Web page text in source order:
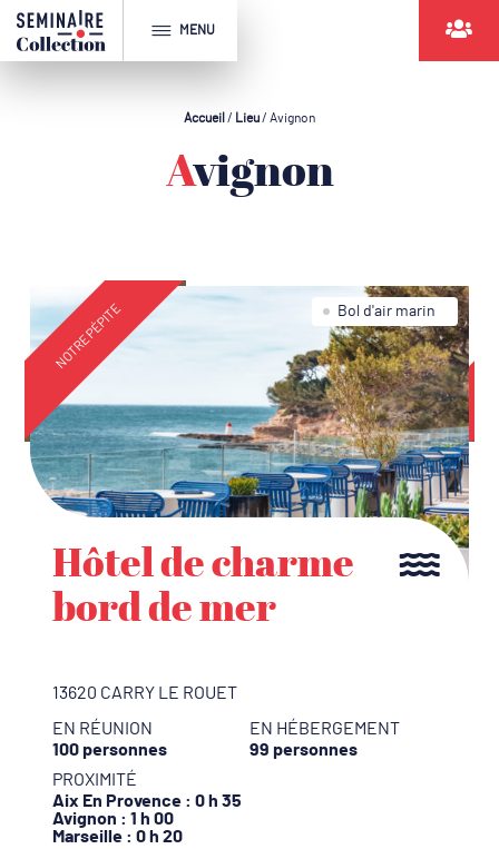
MENU
Accueil / Lieu/ Avignon
Avignon
d'air marin Virée à la
NOTRE PÉPITE
Gîte de charme
au cœur de la
30130 PONT SAINT ESPRIT
EN RÉUNION
15 personnes
EN
17 personnes
Avignon: 0 h 50
Montpellier
Valence